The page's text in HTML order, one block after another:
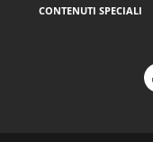
CONTENUTI SPECIALI